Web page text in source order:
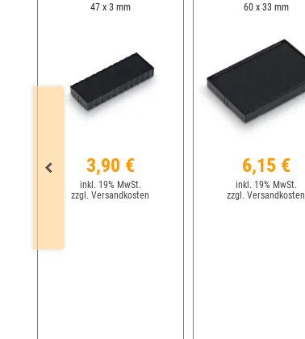
47 x 3 mm
3,90 €
inkl. 19% MwSt.
zzgl. Versandkosten
60 x 33 mm
6,15 €
inkl. 19% MwSt.
zzgl. Versandkosten